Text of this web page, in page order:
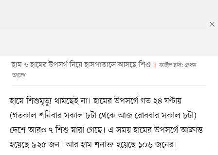
হাম ও হামের উপসর্গ নিয়ে হাসপাতালে আসছে শিশু
ফাইল ছবি: প্রথম
আলো
হামে শিশুমৃত্যু থামছেই না। হামের উপসর্গে গত ২৪ ঘণ্টায়
(গতকাল শনিবার সকাল ৮টা থেকে আজ রোববার সকাল ৮টা)
দেশে আরও ৭ শিশু মারা গেছে। এ সময় হামের উপসর্গে আক্রান্ত
হয়েছে ৯২৫ জন। আর হাম শনাক্ত হয়েছে ১০৬ জনের।